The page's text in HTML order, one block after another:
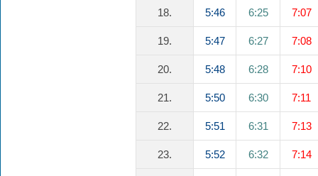
18. 5:46 6:25 7:07
19. 5:47 6:27 7:08
20. 5:48 6:28 7:10
21. 5:50 6:30 7:11
22. 5:51 6:31 7:13
23. 5:52 6:32 7:14